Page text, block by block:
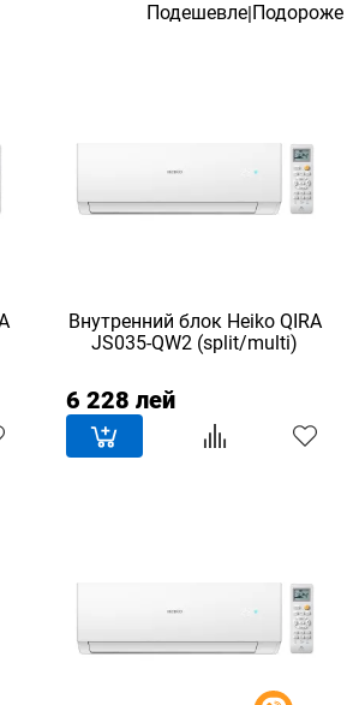
Подешевле|Подороже
Внутренний блок Heiko QIRA
JS035-QW2 (split/multi)
6 228 лей